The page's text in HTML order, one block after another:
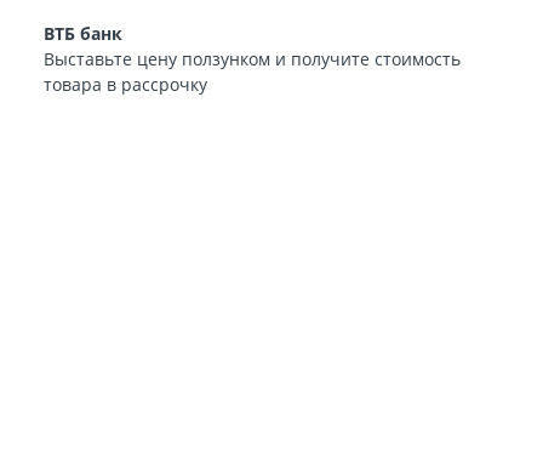
ВТБ банк
Выставьте цену ползунком и получите стоимость
товара в рассрочку